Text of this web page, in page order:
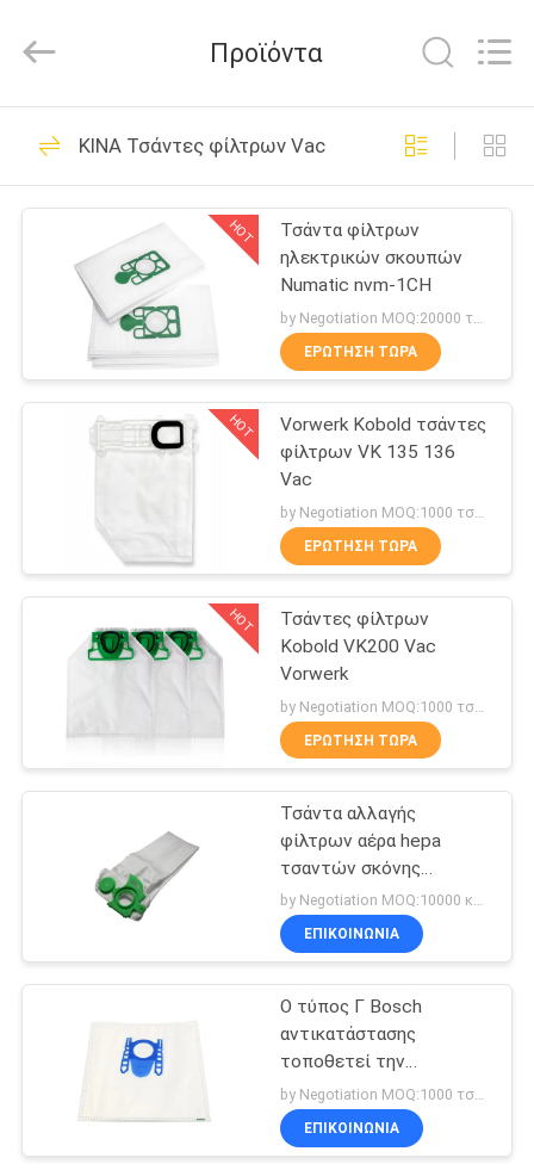
ΣΠΊΤΙ
ΠΡΟΪΌΝΤΑ
ΠΕΡΊΠΟΥ
ΕΜΕΊΣ
ΓΎΡΟΣ
ΕΡΓΟΣΤΑΣΊΩΝ
ΈΛΕΓΧΟΣ
ΕΛΆΤΕ
ΕΠΑΦΉ
ΜΕ
ΖΗΤΉΣΤΕ
PRIVACY
Rights
by
Τσάντες φίλτρων
Vac
101
Τσάντες φίλτρων
ηλεκτρικών
σκουπών
88
Τσάντες σκόνης
ηλεκτρικών
σκουπών
Τσάντες εγγράφου
ηλεκτρικών
σκουπών
47
14
Προϊόντα
ΚΙΝΑ Τσάντες φίλτρων Vac
HOT
Τσάντα φίλτρων
ηλεκτρικών σκουπών
Numatic nvm-1CH
by Negotiation MOQ:20000 τσάντα/τσάντες
ΕΡΏΤΗΣΗ ΤΏΡΑ
HOT
Vorwerk Kobold τσάντες
φίλτρων VK 135 136
Vac
ΕΡΏΤΗΣΗ ΤΏΡΑ
HOT
Τσάντες φίλτρων
Kobold VK200 Vac
Vorwerk
ΕΡΏΤΗΣΗ ΤΏΡΑ
Τσάντα αλλαγής
φίλτρων αέρα hepa
τσαντών σκόνης
ηλεκτρικών σκουπών
τσαντών φίλτρων Vac
αντικατάστασης Sebo μη
by Negotiation MOQ:10000 κομμάτι/κομμάτια
ΕΠΙΚΟΙΝΩΝΊΑ
Ο τύπος Γ Bosch
αντικατάστασης
τοποθετεί την
ικανότητα 4 λίτρου σε
σάκκο γιατί οι σειρές GL
μη η τσάντα ηλεκτρικών
by Negotiation MOQ:1000 τσάντα/τσάντες
ΕΠΙΚΟΙΝΩΝΊΑ